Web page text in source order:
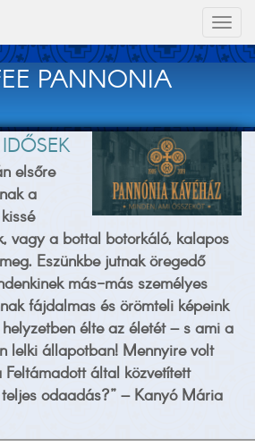
PANNONIA
elsőre
a
vagy a bottal botorkáló, kalapos
Eszünkbe jutnak öregedő
más-más személyes
fájdalmas és örömteli képeink
élte az életét – s ami a
lelki állapotban! Mennyire volt
által közvetített
odaadás?” – Kanyó Mária